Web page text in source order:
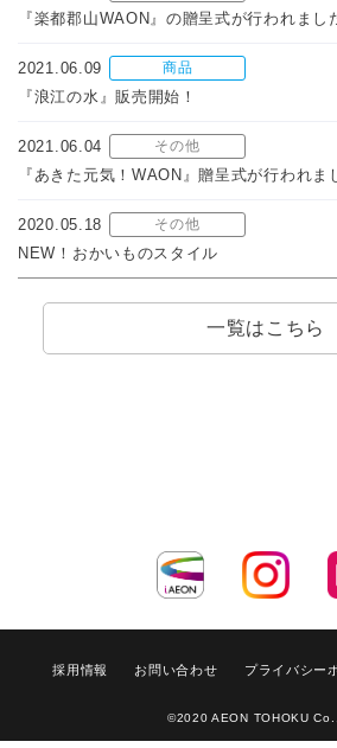
『楽都郡山WAON』の贈呈式が行われまし
2021.06.09 商品
『浪江の水』販売開始！
2021.06.04 その他
『あきた元気！WAON』贈呈式が行われま
2020.05.18 その他
NEW！おかいものスタイル
一覧はこちら
採用情報 お問い合わせ プライバシー
©2020 AEON TOHOKU